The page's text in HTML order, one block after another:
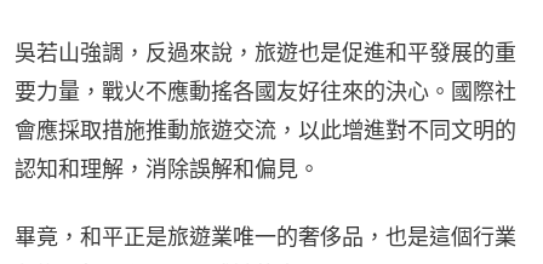
吳若山強調，反過來說，旅遊也是促進和平發展的重
要力量，戰火不應動搖各國友好往來的決心。國際社
會應採取措施推動旅遊交流，以此增進對不同文明的
認知和理解，消除誤解和偏見。
畢竟，和平正是旅遊業唯一的奢侈品，也是這個行業